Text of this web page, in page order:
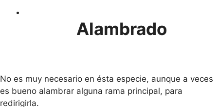
Alambrado
No es muy necesario en ésta especie, aunque a veces
es bueno alambrar alguna rama principal, para
redirigirla.